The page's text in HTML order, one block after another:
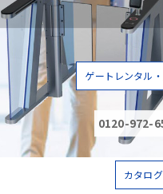
ゲートレンタル
0120-972-
カタロ